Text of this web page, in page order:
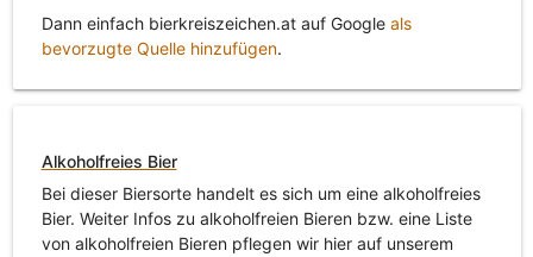
Dann einfach bierkreiszeichen.at auf Google als
bevorzugte Quelle hinzufügen.
Alkoholfreies Bier
Bei dieser Biersorte handelt es sich um eine alkoholfreies
Bier. Weiter Infos zu alkoholfreien Bieren bzw. eine Liste
von alkoholfreien Bieren pflegen wir hier auf unserem